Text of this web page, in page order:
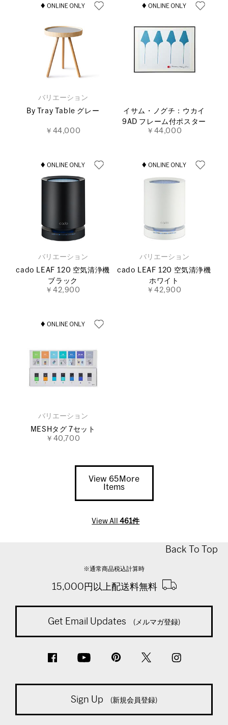
バリエーション
By Tray Table グレー
￥44,000
イサム・ノグチ：ウカイ
9AD フレーム付ポスター
￥44,000
バリエーション
cado LEAF 120 空気清浄機
ブラック
￥42,900
バリエーション
cado LEAF 120 空気清浄機
ホワイト
￥42,900
バリエーション
MESHタグ 7セット
￥40,700
View 65More
Items
View All461件
Back To Top
※通常商品税込計算時
15,000円以上配送料無料
Get Email Updates (メルマガ登録)
Sign Up (新規会員登録)